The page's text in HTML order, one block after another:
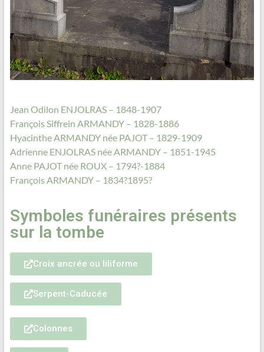
Jean Odilon ENJOLRAS – 1848-1907
François Siffrein ARMANDY – 1828-1886
Hyacinthe ARMANDY née PAJOT – 1829-1909
Adrienne ENJOLRAS née ARMANDY – 1851-1945
Anne PAJOT née ROUX – 1794?-1884
François ARMANDY – 1834?1895?
Symboles funéraires présents
sur la tombe
Croix ancrée ou liliforme
Serpent-Caducée
Colonnes